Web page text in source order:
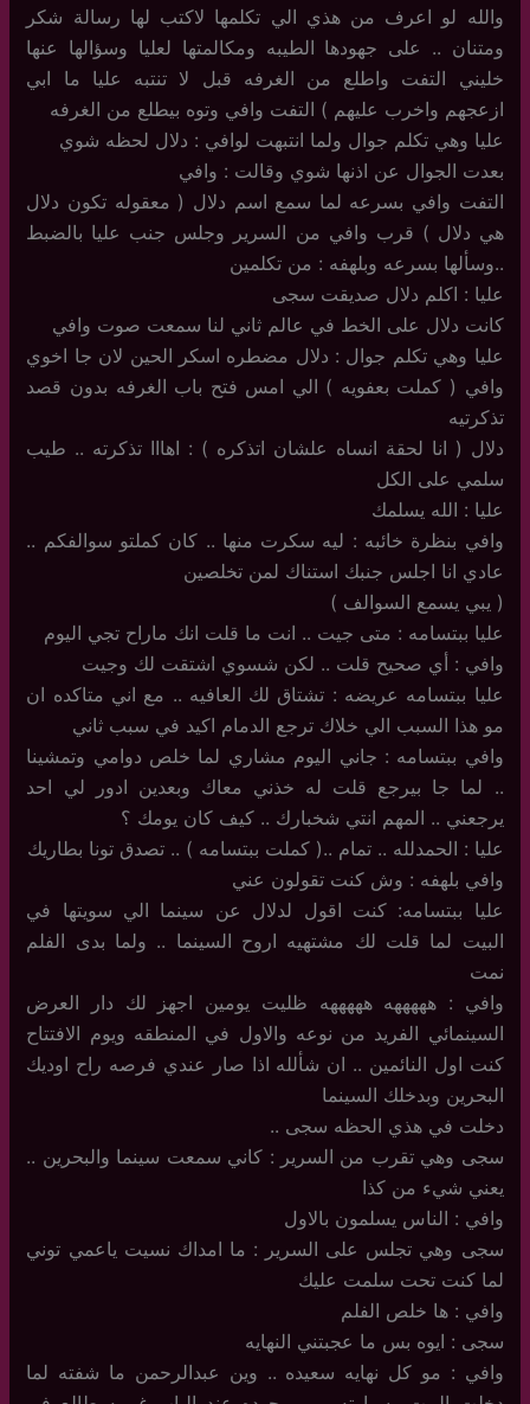
والله لو اعرف من هذي الي تكلمها لاكتب لها رسالة شكر
ومتنان .. على جهودها الطيبه ومكالمتها لعليا وسؤالها عنها
خليني التفت واطلع من الغرفه قبل لا تنتبه عليا ما ابي
ازعجهم واخرب عليهم ) التفت وافي وتوه بيطلع من الغرفه
عليا وهي تكلم جوال ولما انتبهت لوافي : دلال لحظه شوي
بعدت الجوال عن اذنها شوي وقالت : وافي
التفت وافي بسرعه لما سمع اسم دلال ( معقوله تكون دلال
هي دلال ) قرب وافي من السرير وجلس جنب عليا بالضبط
..وسألها بسرعه وبلهفه : من تكلمين
عليا : اكلم دلال صديقت سجى
كانت دلال على الخط في عالم ثاني لنا سمعت صوت وافي
عليا وهي تكلم جوال : دلال مضطره اسكر الحين لان جا اخوي
وافي ( كملت بعفويه ) الي امس فتح باب الغرفه بدون قصد
تذكرتيه
دلال ( انا لحقة انساه علشان اتذكره ) : اهااا تذكرته .. طيب
سلمي على الكل
عليا : الله يسلمك
وافي بنظرة خائبه : ليه سكرت منها .. كان كملتو سوالفكم ..
عادي انا اجلس جنبك استناك لمن تخلصين
( يبي يسمع السوالف )
عليا ببتسامه : متى جيت .. انت ما قلت انك ماراح تجي اليوم
وافي : أي صحيح قلت .. لكن شسوي اشتقت لك وجيت
عليا ببتسامه عريضه : تشتاق لك العافيه .. مع اني متاكده ان
مو هذا السبب الي خلاك ترجع الدمام اكيد في سبب ثاني
وافي ببتسامه : جاني اليوم مشاري لما خلص دوامي وتمشينا
.. لما جا بيرجع قلت له خذني معاك وبعدين ادور لي احد
يرجعني .. المهم انتي شخبارك .. كيف كان يومك ؟
عليا : الحمدلله .. تمام ..( كملت ببتسامه ) .. تصدق تونا بطاريك
وافي بلهفه : وش كنت تقولون عني
عليا ببتسامه: كنت اقول لدلال عن سينما الي سويتها في
البيت لما قلت لك مشتهيه اروح السينما .. ولما بدى الفلم
نمت
وافي : هههههه هههههه ظليت يومين اجهز لك دار العرض
السينمائي الفريد من نوعه والاول في المنطقه ويوم الافتتاح
كنت اول النائمين .. ان شألله اذا صار عندي فرصه راح اوديك
البحرين وبدخلك السينما
دخلت في هذي الحظه سجى ..
سجى وهي تقرب من السرير : كاني سمعت سينما والبحرين ..
يعني شيء من كذا
وافي : الناس يسلمون بالاول
سجى وهي تجلس على السرير : ما امداك نسيت ياعمي توني
لما كنت تحت سلمت عليك
وافي : ها خلص الفلم
سجى : ايوه بس ما عجبتني النهايه
وافي : مو كل نهايه سعيده .. وين عبدالرحمن ما شفته لما